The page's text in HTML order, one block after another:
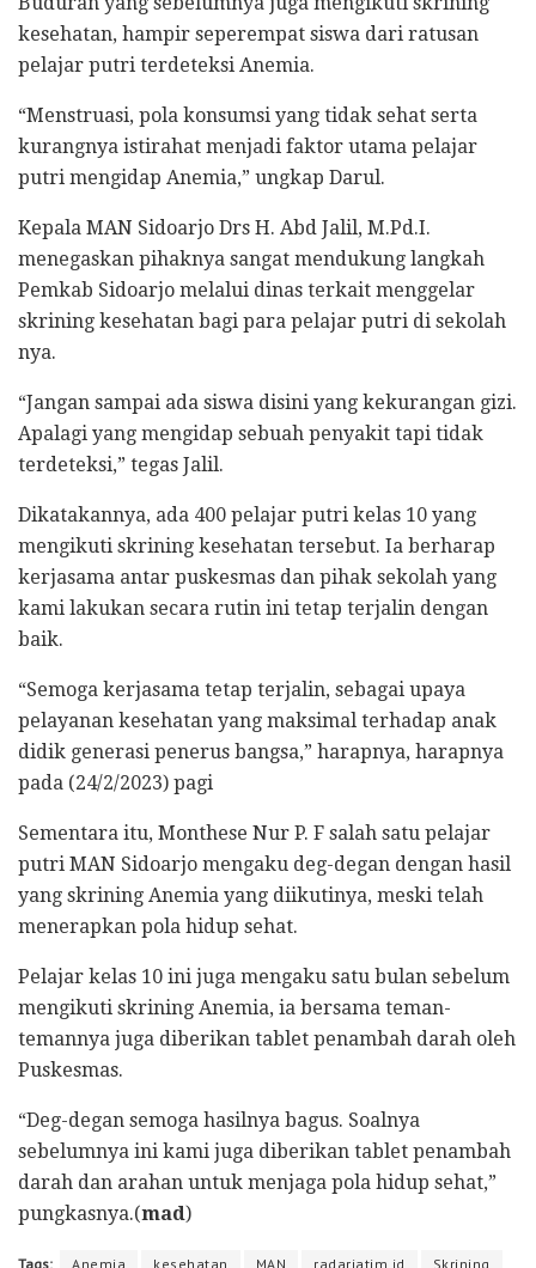
kesehatan, hampir seperempat siswa dari ratusan
pelajar putri terdeteksi Anemia.
“Menstruasi, pola konsumsi yang tidak sehat serta
kurangnya istirahat menjadi faktor utama pelajar
putri mengidap Anemia,” ungkap Darul.
Kepala MAN Sidoarjo Drs H. Abd Jalil, M.Pd.I.
menegaskan pihaknya sangat mendukung langkah
Pemkab Sidoarjo melalui dinas terkait menggelar
skrining kesehatan bagi para pelajar putri di sekolah
nya.
“Jangan sampai ada siswa disini yang kekurangan gizi.
Apalagi yang mengidap sebuah penyakit tapi tidak
terdeteksi,” tegas Jalil.
Dikatakannya, ada 400 pelajar putri kelas 10 yang
mengikuti skrining kesehatan tersebut. Ia berharap
kerjasama antar puskesmas dan pihak sekolah yang
kami lakukan secara rutin ini tetap terjalin dengan
baik.
“Semoga kerjasama tetap terjalin, sebagai upaya
pelayanan kesehatan yang maksimal terhadap anak
didik generasi penerus bangsa,” harapnya, harapnya
pada (24/2/2023) pagi
Sementara itu, Monthese Nur P. F salah satu pelajar
putri MAN Sidoarjo mengaku deg-degan dengan hasil
yang skrining Anemia yang diikutinya, meski telah
menerapkan pola hidup sehat.
Pelajar kelas 10 ini juga mengaku satu bulan sebelum
mengikuti skrining Anemia, ia bersama teman-
temannya juga diberikan tablet penambah darah oleh
Puskesmas.
“Deg-degan semoga hasilnya bagus. Soalnya
sebelumnya ini kami juga diberikan tablet penambah
darah dan arahan untuk menjaga pola hidup sehat,”
pungkasnya.(mad)
Tags: Anemia kesehatan MAN radarjatim.id Skrining